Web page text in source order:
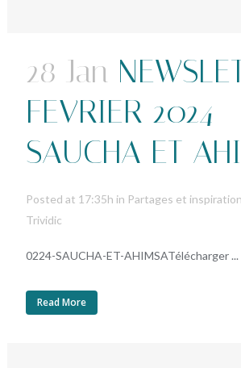
28 Jan
FEVRIER 2024 –
SAUCHA ET
Posted at 17:35h in Partages et inspiration
Trividic
0224-SAUCHA-ET-AHIMSATélécharger ...
Read More